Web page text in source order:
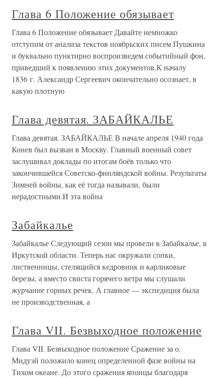
Глава 6 Положение обязывает
Глава 6 Положение обязывает Давайте немножко
отступим от анализа текстов ноябрьских писем Пушкина
и буквально пунктирно воспроизведем событийный фон,
приведший к появлению этих документов.К началу
1836 г. Александр Сергеевич окончательно осознает, в
какую плотную
Глава девятая. ЗАБАЙКАЛЬЕ
Глава девятая. ЗАБАЙКАЛЬЕ В начале апреля 1940 года
Конев был вызван в Москву. Главный военный совет
заслушивал доклады по итогам боёв только что
закончившейся Советско-финляндской войны. Результаты
Зимней войны, как её тогда называли, были
нерадостными.И эта война
Забайкалье
Забайкалье Следующий сезон мы провели в Забайкалье, в
Иркутской области. Теперь нас окружали сопки,
лиственницы, стелящийся кедровник и карликовые
березы, а вместо свиста горячего ветра мы слушали
журчание горных речек. А главное — экспедиция была
не производственная, а
Глава VII. Безвыходное положение
Глава VII. Безвыходное положение Сражение за о.
Мидуэй положило конец определенной фазе войны на
Тихом океане. До этого сражения японцы благодаря